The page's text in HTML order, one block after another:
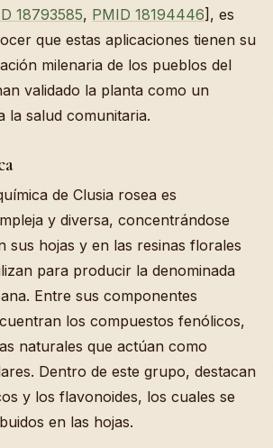
18793585, PMID 18194446], es
que estas aplicaciones tienen su
milenaria de los pueblos del
validado la planta como un
la salud comunitaria.
de Clusia rosea es
y diversa, concentrándose
sus hojas y en las resinas florales
para producir la denominada
Entre sus componentes
los compuestos fenólicos,
naturales que actúan como
Dentro de este grupo, destacan
y los flavonoides, los cuales se
en las hojas.